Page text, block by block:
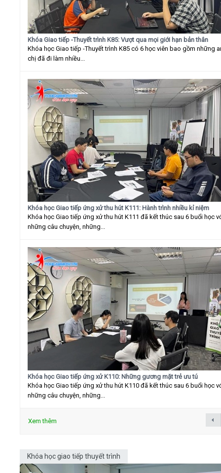
Khóa Giao tiếp -Thuyết trình K85: Vượt qua mọi giới hạn bản thân
Khóa học Giao tiếp -Thuyết trình K85 có 6 học viên bao gồm những
chị đã đi làm nhiều...
Khóa học Giao tiếp ứng xử thu hút K111: Hành trình nhiều kỉ niệm
Khóa học Giao tiếp ứng xử thu hút K111 đã kết thúc sau 6 buổi học
những câu chuyện, những...
Khóa học Giao tiếp ứng xử K110: Những gương mặt trẻ ưu tú
Khóa học Giao tiếp ứng xử thu hút K110 đã kết thúc sau 6 buổi học
những câu chuyện, những...
Xem thêm
Khóa học giao tiếp thuyết trình